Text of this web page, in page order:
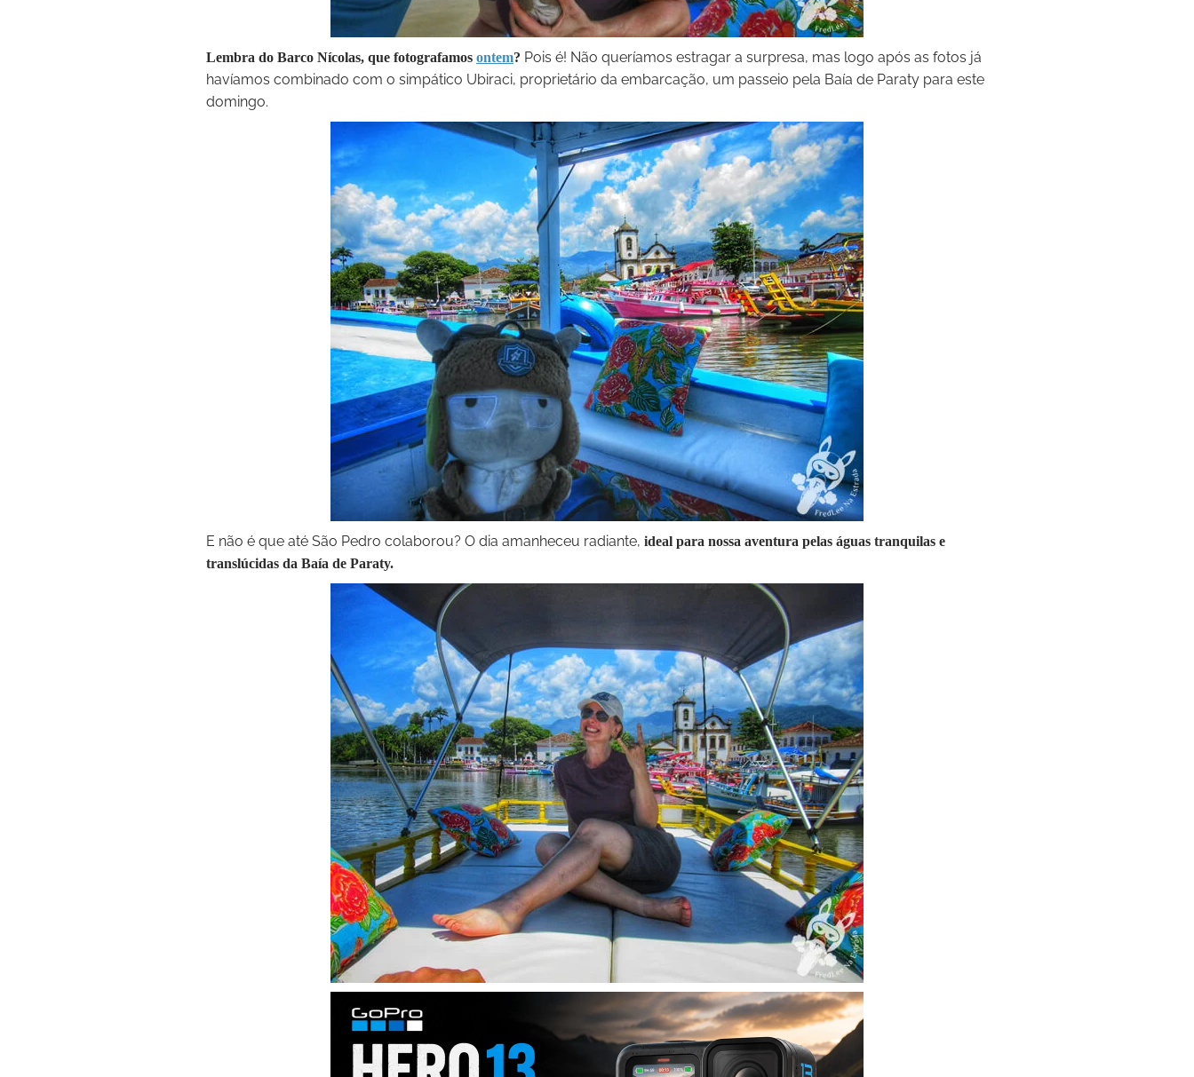
Lembra do Barco Nícolas, que fotografamos ontem? Pois é! Não queríamos estragar a surpresa, mas logo após as fotos já
havíamos combinado com o simpático Ubiraci, proprietário da embarcação, um passeio pela Baía de Paraty para este
domingo.
E não é que até São Pedro colaborou? O dia amanheceu radiante, ideal para nossa aventura pelas águas tranquilas e
translúcidas da Baía de Paraty.